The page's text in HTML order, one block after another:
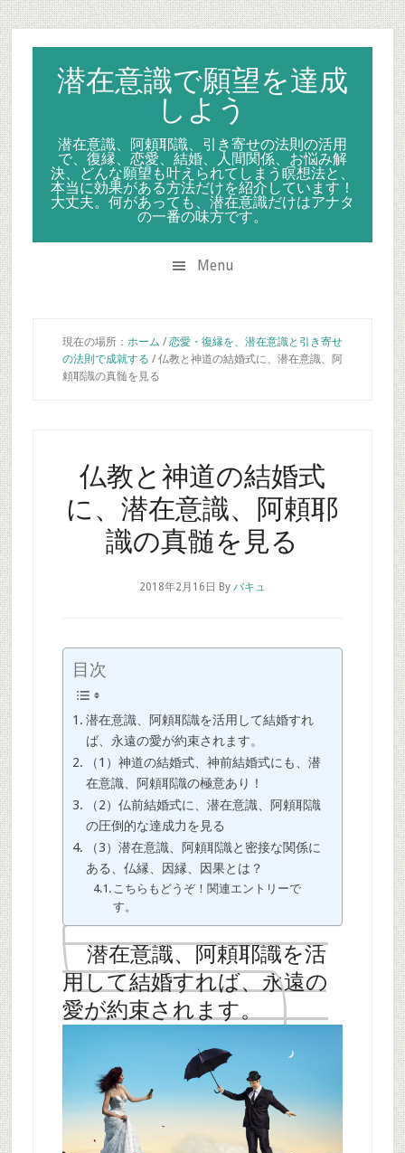
Skip
to
secondary
menu
Skip
to
main
content
Skip
to
primary
sidebar
潜在意識で願望を達成
しよう
潜在意識、阿頼耶識、引き寄せの法則の活用
で、復縁、恋愛、結婚、人間関係、お悩み解
決、どんな願望も叶えられてしまう瞑想法と、
本当に効果がある方法だけを紹介しています！
大丈夫。何があっても、潜在意識だけはアナタ
の一番の味方です。
Menu
現在の場所： ホーム / 恋愛・復縁を、潜在意識と引き寄せ
の法則で成就する /仏教と神道の結婚式に、潜在意識、阿
頼耶識の真髄を見る
仏教と神道の結婚式
に、潜在意識、阿頼耶
識の真髄を見る
2018年2月16日 By バキュ
目次
潜在意識、阿頼耶識を活用して結婚すれ
ば、永遠の愛が約束されます。
（1）神道の結婚式、神前結婚式にも、潜
在意識、阿頼耶識の極意あり！
（2）仏前結婚式に、潜在意識、阿頼耶識
の圧倒的な達成力を見る
（3）潜在意識、阿頼耶識と密接な関係に
ある、仏縁、因縁、因果とは？
こちらもどうぞ！関連エントリーで
す。
潜在意識、阿頼耶識を活
用して結婚すれば、永遠の
愛が約束されます。